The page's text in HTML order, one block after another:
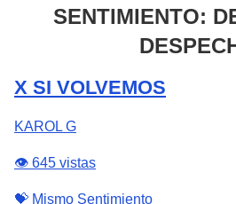
SENTIMIENTO:
X SI VOLVEMOS
KAROL G
👁️ 645 vistas
💝 Mismo Sentimiento